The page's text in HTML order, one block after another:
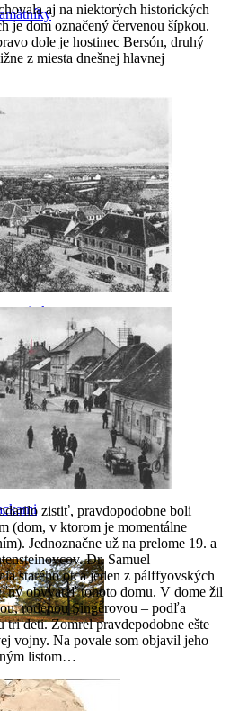
miesta
pamiatky
potulky Malackami
aj na niektorých historických
je dom označený červenou šípkou.
dole je hostinec Bersón, druhý
z miesta dnešnej hlavnej
zistiť, pravdopodobne boli
(dom, v ktorom je momentálne
Jednoznačne už na prelome 19. a
Dr. Samuel
starého otca jeden z pálffyovských
obyvateľ tohoto domu. V dome žil
rodenou Singerovou – podľa
tri deti. Zomrel pravdepodobne ešte
vojny. Na povale som objavil jeho
listom…